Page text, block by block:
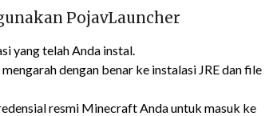
PojavLauncher
yang telah Anda instal.
dengan benar ke instalasi JRE dan file
resmi Minecraft Anda untuk masuk ke